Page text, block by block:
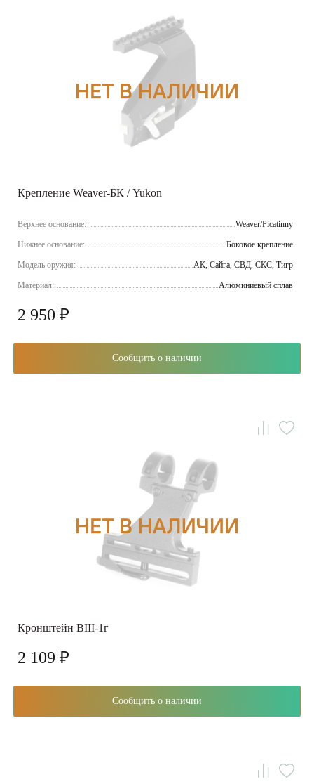
Крепление Weaver-БК / Yukon
Верхнее основание: Weaver/Picatinny
Нижнее основание: Боковое крепление
Модель оружия: АК, Сайга, СВД, СКС, Тигр
Материал: Алюминиевый сплав
2 950 ₽
Сообщить о наличии
Кронштейн BIII-1г
2 109 ₽
Сообщить о наличии